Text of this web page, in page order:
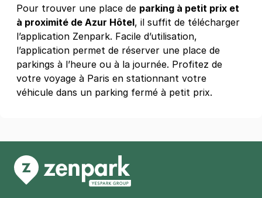
Réserver
+ Abonnements disponibles
Paris - Institut du monde arabe -
Jussieu
1 rue des Fossés Saint-Bernard
+ Abonnements disponibles
Pour trouver une place de parking à petit prix et
à proximité de Azur Hôtel, il suffit de télécharger
l’application Zenpark. Facile d’utilisation,
l’application permet de réserver une place de
parkings à l’heure ou à la journée. Profitez de
votre voyage à Paris en stationnant votre
véhicule dans un parking fermé à petit prix.